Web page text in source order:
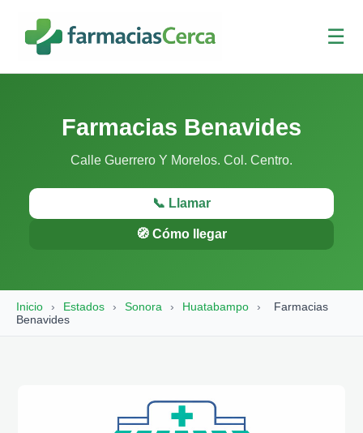
☰
Farmacias Benavides
Calle Guerrero Y Morelos. Col. Centro.
📞 Llamar
🧭 Cómo llegar
Inicio › Estados › Sonora › Huatabampo ›
Farmacias
Benavides